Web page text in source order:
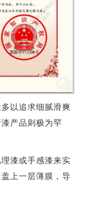
以追求细腻滑爽
产品则极为罕
漆或手感漆来实
上一层薄膜，导